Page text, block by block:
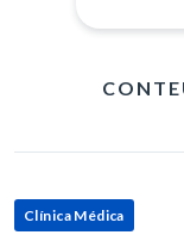
Clínica Médica